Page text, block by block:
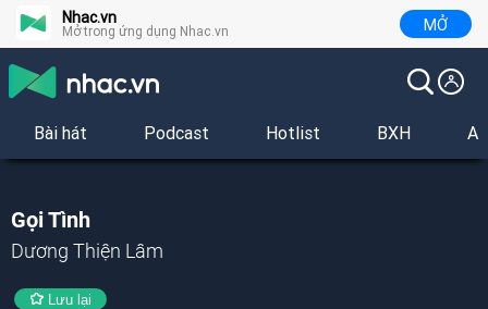
Nhac.vn
Mở trong ứng dụng Nhac.vn MỞ
Bài hát Podcast Hotlist BXH
Gọi Tình
Dương Thiện Lâm
Lưu lại